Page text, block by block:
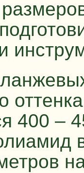
400 –